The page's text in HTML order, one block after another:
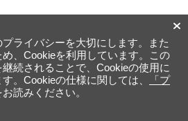
ライバシーを大切にします。また
、Cookieを利用しています。この
続されることで、Cookieの使用に
。Cookieの仕様に関しては、
「プ
お読みください。